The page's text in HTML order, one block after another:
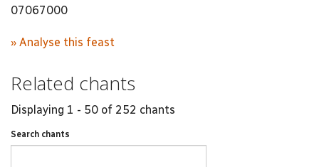
07067000
» Analyse this feast
Related chants
Displaying 1 - 50 of 252 chants
Search chants